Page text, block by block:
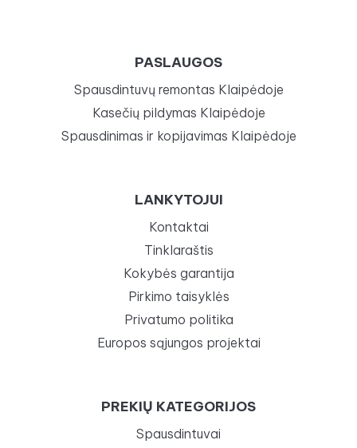
PASLAUGOS
Spausdintuvų remontas Klaipėdoje
Kasečių pildymas Klaipėdoje
Spausdinimas ir kopijavimas Klaipėdoje
LANKYTOJUI
Kontaktai
Tinklaraštis
Kokybės garantija
Pirkimo taisyklės
Privatumo politika
Europos sąjungos projektai
PREKIŲ KATEGORIJOS
Spausdintuvai